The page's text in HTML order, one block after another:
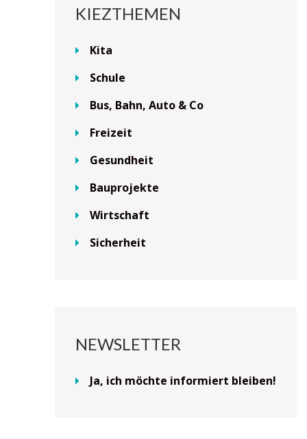
KIEZTHEMEN
Kita
Schule
Bus, Bahn, Auto & Co
Freizeit
Gesundheit
Bauprojekte
Wirtschaft
Sicherheit
NEWSLETTER
Ja, ich möchte informiert bleiben!